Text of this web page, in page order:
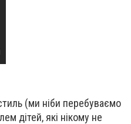
(ми ніби перебуваємо
дітей, які нікому не